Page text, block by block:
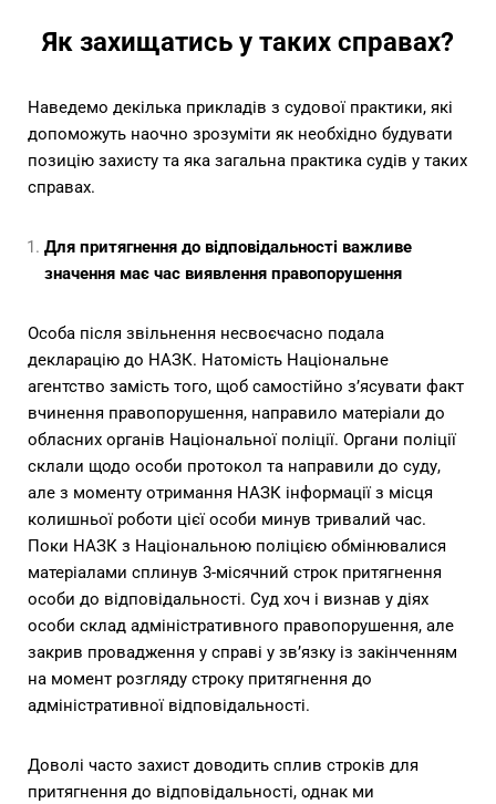
Як захищатись у таких справах?
Наведемо декілька прикладів з судової практики, які
допоможуть наочно зрозуміти як необхідно будувати
позицію захисту та яка загальна практика судів у таких
справах.
Для притягнення до відповідальності важливе
значення має час виявлення правопорушення
Особа після звільнення несвоєчасно подала
декларацію до НАЗК. Натомість Національне
агентство замість того, щоб самостійно з’ясувати факт
вчинення правопорушення, направило матеріали до
обласних органів Національної поліції. Органи поліції
склали щодо особи протокол та направили до суду,
але з моменту отримання НАЗК інформації з місця
колишньої роботи цієї особи минув тривалий час.
Поки НАЗК з Національною поліцією обмінювалися
матеріалами сплинув 3-місячний строк притягнення
особи до відповідальності. Суд хоч і визнав у діях
особи склад адміністративного правопорушення, але
закрив провадження у справі у зв’язку із закінченням
на момент розгляду строку притягнення до
адміністративної відповідальності.
Доволі часто захист доводить сплив строків для
притягнення до відповідальності, однак ми